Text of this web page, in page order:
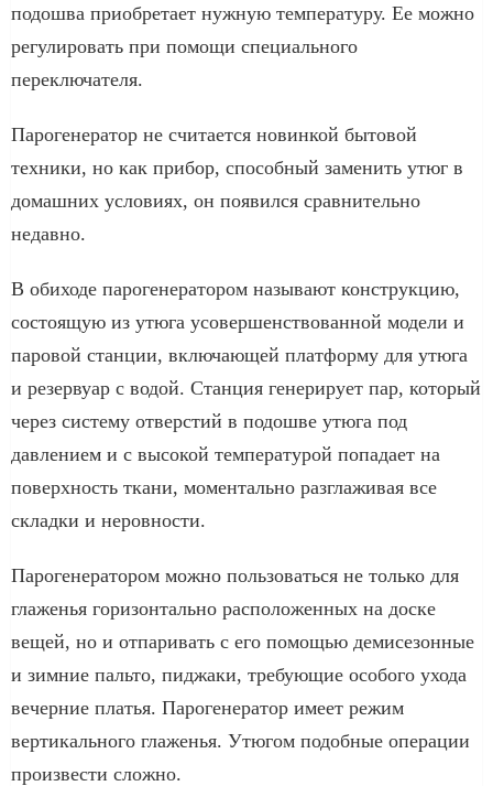
подошва приобретает нужную температуру. Ее можно
регулировать при помощи специального
переключателя.
Парогенератор не считается новинкой бытовой
техники, но как прибор, способный заменить утюг в
домашних условиях, он появился сравнительно
недавно.
В обиходе парогенератором называют конструкцию,
состоящую из утюга усовершенствованной модели и
паровой станции, включающей платформу для утюга
и резервуар с водой. Станция генерирует пар, который
через систему отверстий в подошве утюга под
давлением и с высокой температурой попадает на
поверхность ткани, моментально разглаживая все
складки и неровности.
Парогенератором можно пользоваться не только для
глаженья горизонтально расположенных на доске
вещей, но и отпаривать с его помощью демисезонные
и зимние пальто, пиджаки, требующие особого ухода
вечерние платья. Парогенератор имеет режим
вертикального глаженья. Утюгом подобные операции
произвести сложно.